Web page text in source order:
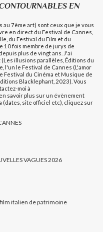
EN
7ème art) sont ceux que je vous
en direct du Festival de Cannes,
du Festival du Film et du
10 fois membre de jurys de
plus de vingt ans. J'ai
illusions parallèles, Éditions du
l'un le Festival de Cannes (L'amor
Festival du Cinéma et Musique de
Blacklephant, 2023). Vous
moi à
savoir plus sur un évènement
(dates, site officiel etc), cliquez sur
VAGUES 2026
italien de patrimoine